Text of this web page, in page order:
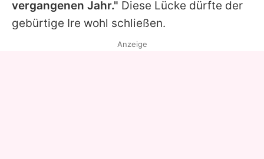
vergangenen Jahr." Diese Lücke dürfte der
gebürtige Ire wohl schließen.
Anzeige